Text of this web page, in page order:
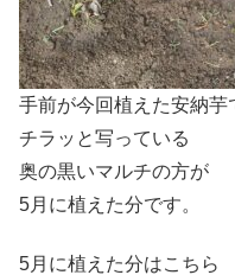
手前が今回植えた安納芋
チラッと写っている
奥の黒いマルチの方が
5月に植えた分です。
5月に植えた分はこちら